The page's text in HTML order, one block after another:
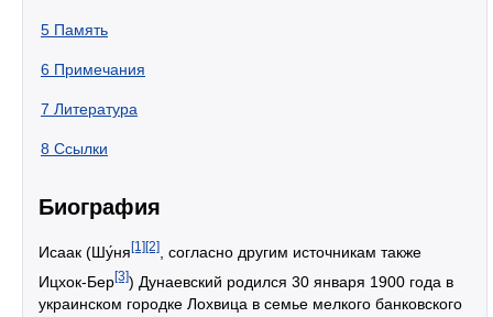
5 Память
6 Примечания
7 Литература
8 Ссылки
Биография
Исаак (Шу́ня[1][2]
, согласно другим источникам также
Ицхок-Бер[3]) Дунаевский родился 30 января 1900 года в
украинском городке Лохвица в семье мелкого банковского